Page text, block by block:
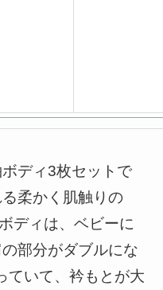
ディ3枚セットで
柔かく肌触りの
ディは、ベビーに
部分がダブルにな
ていて、衿もとが大